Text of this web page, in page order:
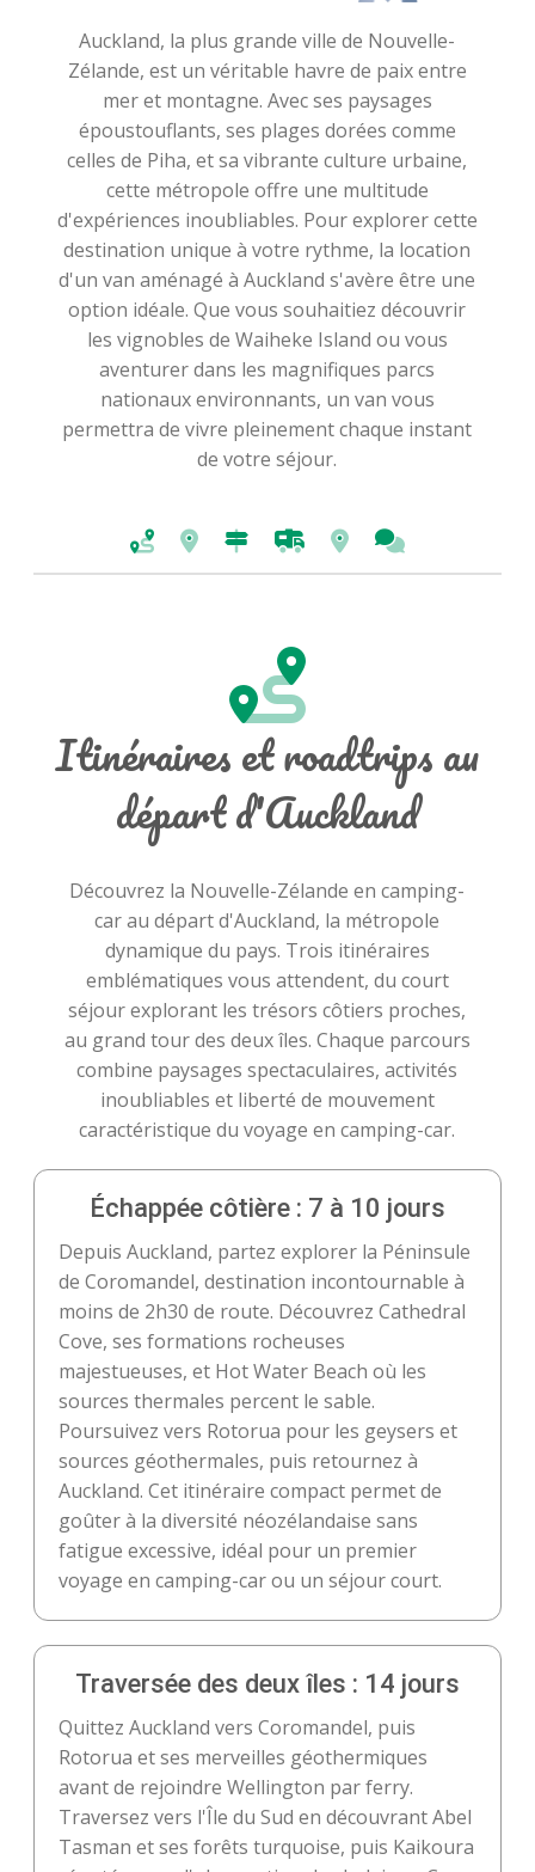
Auckland, la plus grande ville de Nouvelle-
Zélande, est un véritable havre de paix entre
mer et montagne. Avec ses paysages
époustouflants, ses plages dorées comme
celles de Piha, et sa vibrante culture urbaine,
cette métropole offre une multitude
d'expériences inoubliables. Pour explorer cette
destination unique à votre rythme, la location
d'un van aménagé à Auckland s'avère être une
option idéale. Que vous souhaitiez découvrir
les vignobles de Waiheke Island ou vous
aventurer dans les magnifiques parcs
nationaux environnants, un van vous
permettra de vivre pleinement chaque instant
de votre séjour.
Itinéraires et roadtrips au
départ d'Auckland
Découvrez la Nouvelle-Zélande en camping-
car au départ d'Auckland, la métropole
dynamique du pays. Trois itinéraires
emblématiques vous attendent, du court
séjour explorant les trésors côtiers proches,
au grand tour des deux îles. Chaque parcours
combine paysages spectaculaires, activités
inoubliables et liberté de mouvement
caractéristique du voyage en camping-car.
Échappée côtière : 7 à 10 jours
Depuis Auckland, partez explorer la Péninsule
de Coromandel, destination incontournable à
moins de 2h30 de route. Découvrez Cathedral
Cove, ses formations rocheuses
majestueuses, et Hot Water Beach où les
sources thermales percent le sable.
Poursuivez vers Rotorua pour les geysers et
sources géothermales, puis retournez à
Auckland. Cet itinéraire compact permet de
goûter à la diversité néozélandaise sans
fatigue excessive, idéal pour un premier
voyage en camping-car ou un séjour court.
Traversée des deux îles : 14 jours
Quittez Auckland vers Coromandel, puis
Rotorua et ses merveilles géothermiques
avant de rejoindre Wellington par ferry.
Traversez vers l'Île du Sud en découvrant Abel
Tasman et ses forêts turquoise, puis Kaikoura